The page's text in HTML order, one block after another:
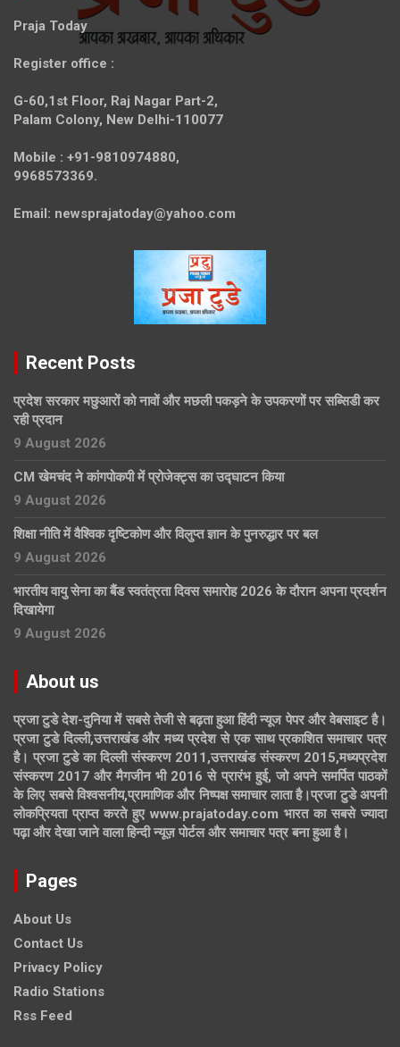
Praja Today
Register office :
G-60,1st Floor, Raj Nagar Part-2,
Palam Colony, New Delhi-110077
Mobile : +91-9810974880,
9968573369.
Email: newsprajatoday@yahoo.com
Recent Posts
प्रदेश सरकार मछुआरों को नावों और मछली पकड़ने के उपकरणों पर सब्सिडी कर
रही प्रदान
9 August 2026
CM खेमचंद ने कांगपोकपी में प्रोजेक्ट्स का उद्घाटन किया
9 August 2026
शिक्षा नीति में वैश्विक दृष्टिकोण और विलुप्त ज्ञान के पुनरुद्धार पर बल
9 August 2026
भारतीय वायु सेना का बैंड स्वतंत्रता दिवस समारोह 2026 के दौरान अपना प्रदर्शन
दिखायेगा
9 August 2026
About us
प्रजा टुडे देश-दुनिया में सबसे तेजी से बढ़ता हुआ हिंदी न्यूज पेपर और वेबसाइट है।
प्रजा टुडे दिल्ली,उत्तराखंड और मध्य प्रदेश से एक साथ प्रकाशित समाचार पत्र
है। प्रजा टुडे का दिल्ली संस्करण 2011,उत्तराखंड संस्करण 2015,मध्यप्रदेश
संस्करण 2017 और मैगजीन भी 2016 से प्रारंभ हुई, जो अपने समर्पित पाठकों
के लिए सबसे विश्वसनीय,प्रामाणिक और निष्पक्ष समाचार लाता है।प्रजा टुडे अपनी
लोकप्रियता प्राप्त करते हुए www.prajatoday.com भारत का सबसे ज्यादा
पढ़ा और देखा जाने वाला हिन्दी न्यूज़ पोर्टल और समाचार पत्र बना हुआ है।
Pages
About Us
Contact Us
Privacy Policy
Radio Stations
Rss Feed